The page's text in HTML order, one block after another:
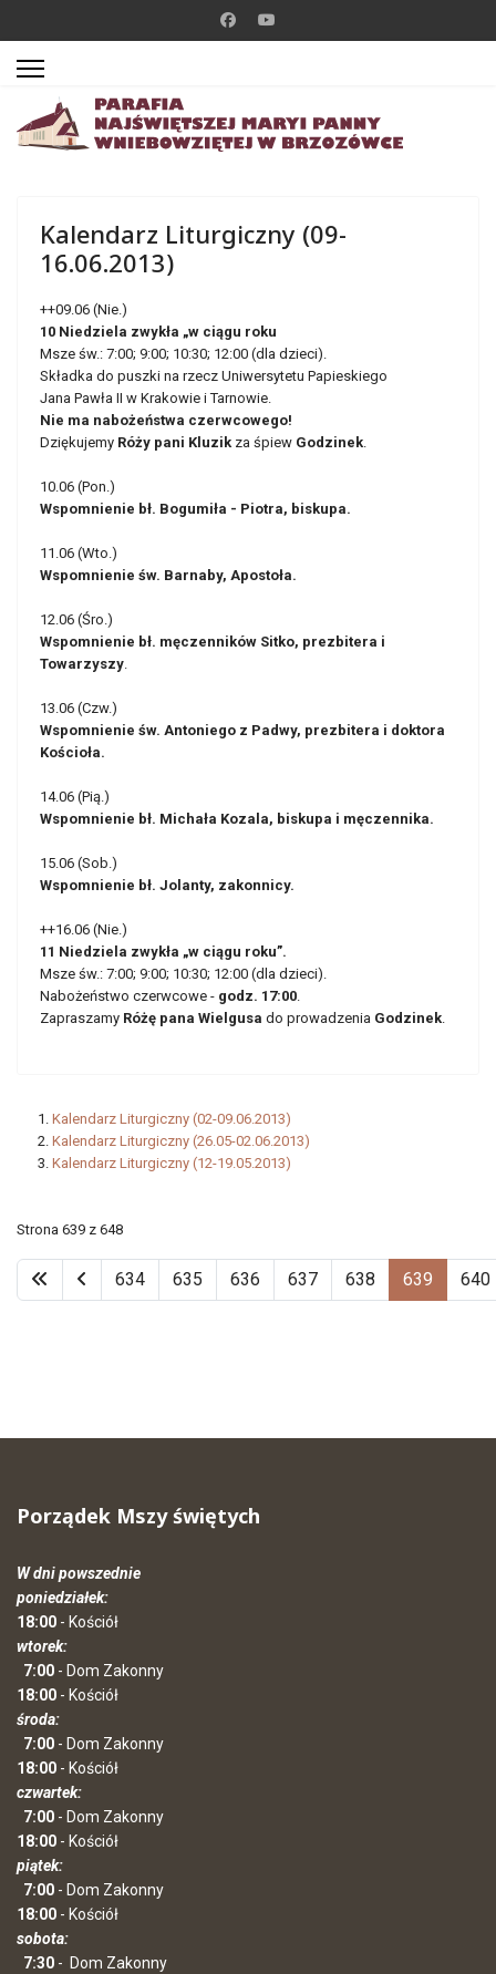
Kalendarz Liturgiczny (09-
16.06.2013)
++09.06 (Nie.)
10 Niedziela zwykła „w ciągu roku
Msze św.: 7:00; 9:00; 10:30; 12:00 (dla dzieci).
Składka do puszki na rzecz Uniwersytetu Papieskiego
Jana Pawła II w Krakowie i Tarnowie.
Nie ma nabożeństwa czerwcowego!
Dziękujemy Róży pani Kluzik za śpiew Godzinek.
10.06 (Pon.)
Wspomnienie bł. Bogumiła - Piotra, biskupa.
11.06 (Wto.)
Wspomnienie św. Barnaby, Apostoła.
12.06 (Śro.)
Wspomnienie bł. męczenników Sitko, prezbitera i
Towarzyszy.
13.06 (Czw.)
Wspomnienie św. Antoniego z Padwy, prezbitera i doktora
Kościoła.
14.06 (Pią.)
Wspomnienie bł. Michała Kozala, biskupa i męczennika.
15.06 (Sob.)
Wspomnienie bł. Jolanty, zakonnicy.
++16.06 (Nie.)
11 Niedziela zwykła „w ciągu roku”.
Msze św.: 7:00; 9:00; 10:30; 12:00 (dla dzieci).
Nabożeństwo czerwcowe - godz. 17:00.
Zapraszamy Różę pana Wielgusa do prowadzenia Godzinek.
Kalendarz Liturgiczny (02-09.06.2013)
Kalendarz Liturgiczny (26.05-02.06.2013)
Kalendarz Liturgiczny (12-19.05.2013)
Strona 639 z 648
634 635 636 637 638 639 640
Porządek Mszy świętych
W dni powszednie
poniedziałek:
18:00 - Kościół
wtorek:
7:00 - Dom Zakonny
18:00 - Kościół
środa:
7:00 - Dom Zakonny
18:00 - Kościół
czwartek:
7:00 - Dom Zakonny
18:00 - Kościół
piątek:
7:00 - Dom Zakonny
18:00 - Kościół
sobota:
7:30 - Dom Zakonny